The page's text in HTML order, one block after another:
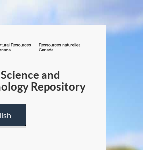
/
Canada
and
Repository